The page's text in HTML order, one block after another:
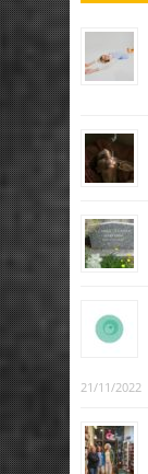
21/11/2022